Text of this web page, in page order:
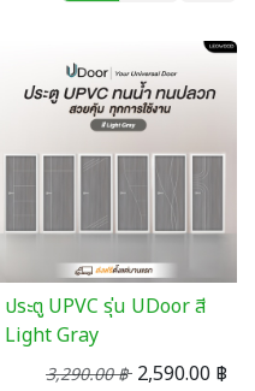
ประตู UPVC รุ่น UDoor สี
Light Gray
3,290.00฿ 2,590.00 ฿